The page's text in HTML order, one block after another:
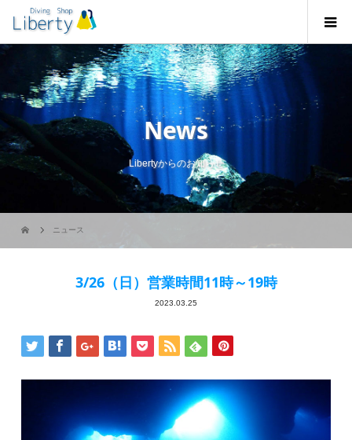
News
Libertyからのお知らせ
ニュース
3/26（日）営業時間11時～19時
2023.03.25